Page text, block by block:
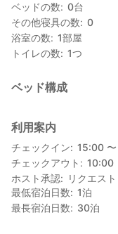
ベッドの数
0台
その他寝具の数
0
浴室の数
1部屋
トイレの数
1つ
ベッド構成
利用案内
チェックイン
15:00
チェックアウト
10:00
ホスト承認
リクエスト
最低宿泊日数
1泊
最長宿泊日数
30泊